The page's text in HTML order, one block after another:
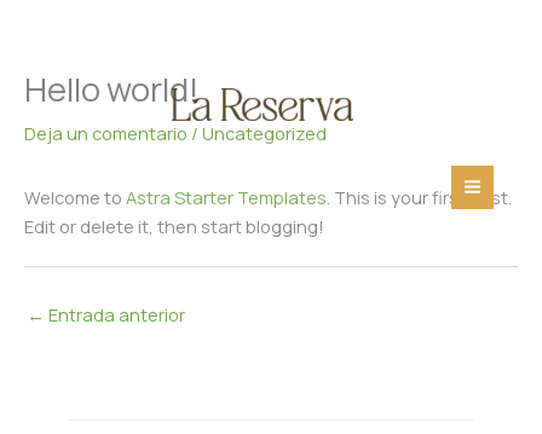
contenido
Hello world!
Deja un comentario / Uncategorized
Welcome to Astra Starter Templates . This is your first post.
Edit or delete it, then start blogging!
← Entrada anterior